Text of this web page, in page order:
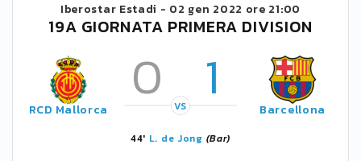
Iberostar Estadi - 02 gen 2022 ore 21:00
19A GIORNATA PRIMERA DIVISION
RCD Mallorca 0 1
VS Barcellona
44' L. de Jong (Bar)